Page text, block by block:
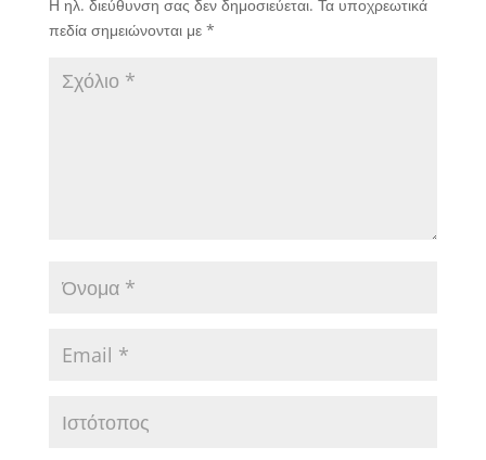
Η ηλ. διεύθυνση σας δεν δημοσιεύεται. Τα υποχρεωτικά
πεδία σημειώνονται με *